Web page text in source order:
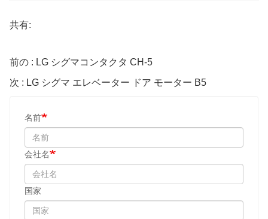
共有:
前の : LG シグマコンタクタ CH-5
次 : LG シグマ エレベーター ドア モーター B5
名前
会社名
国家